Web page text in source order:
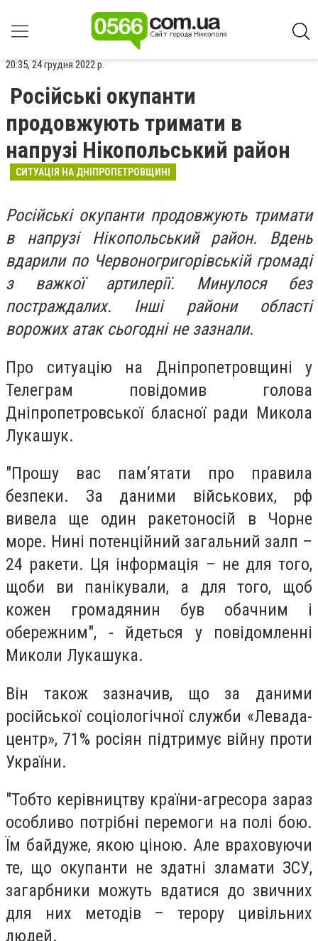
20:35, 24 грудня 2022 р.
Російські окупанти
продовжують тримати в
напрузі Нікопольський район
СИТУАЦІЯ НА ДНІПРОПЕТРОВЩИНІ
Російські окупанти продовжують тримати
в напрузі Нікопольський район. Вдень
вдарили по Червоногригорівській громаді
з важкої артилерії. Минулося без
постраждалих. Інші райони області
ворожих атак сьогодні не зазнали.
Про ситуацію на Дніпропетровщині у
Телеграм повідомив голова
Дніпропетровської бласної ради Микола
Лукашук.
"Прошу вас пам‘ятати про правила
безпеки. За даними військових, рф
вивела ще один ракетоносій в Чорне
море. Нині потенційний загальний залп –
24 ракети. Ця інформація – не для того,
щоби ви панікували, а для того, щоб
кожен громадянин був обачним і
обережним", - йдеться у повідомленні
Миколи Лукашука.
Він також зазначив, що за даними
російської соціологічної служби «Левада-
центр», 71% росіян підтримує війну проти
України.
"Тобто керівництву країни-агресора зараз
особливо потрібні перемоги на полі бою.
Їм байдуже, якою ціною. Але враховуючи
те, що окупанти не здатні зламати ЗСУ,
загарбники можуть вдатися до звичних
для них методів – терору цивільних
людей.